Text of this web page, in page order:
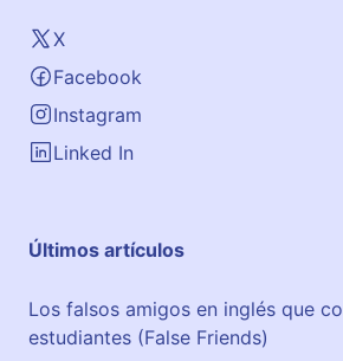
X
Facebook
Instagram
Linked In
Últimos artículos
Los falsos amigos en inglés que
estudiantes (False Friends)